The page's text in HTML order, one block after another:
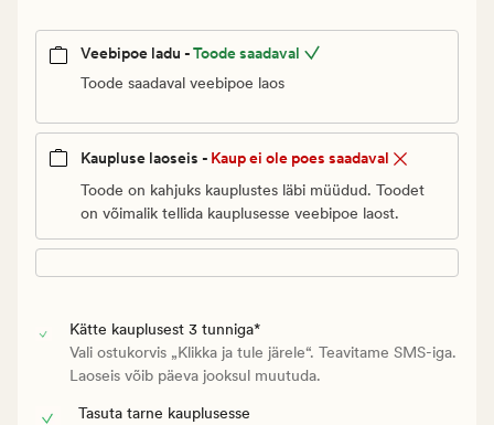
Veebipoe ladu -Toode saadaval
Toode saadaval veebipoe laos
Kaupluse laoseis - Kaup ei ole poes saadaval
Toode on kahjuks kauplustes läbi müüdud. Toodet
on võimalik tellida kauplusesse veebipoe laost.
Kätte kauplusest 3 tunniga*
Vali ostukorvis „Klikka ja tule järele“. Teavitame SMS-iga.
Laoseis võib päeva jooksul muutuda.
Tasuta tarne kauplusesse